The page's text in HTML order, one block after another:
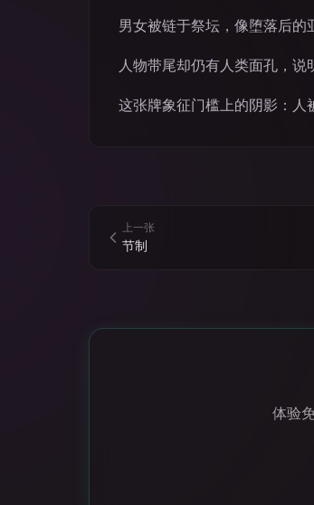
男女被链于祭坛，像堕落后
人物带尾却仍有人类面孔，
这张牌象征门槛上的阴影：人
上一张
节制
体验